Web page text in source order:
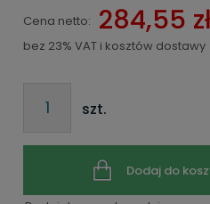
Cena netto: 284,55
bez 23% VAT i kosztów dostawy
szt.
Dodaj do